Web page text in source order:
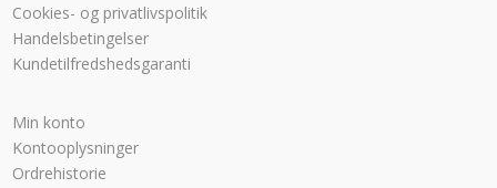
Cookies- og privatlivspolitik
Handelsbetingelser
Kundetilfredshedsgaranti
Min konto
Kontooplysninger
Ordrehistorie